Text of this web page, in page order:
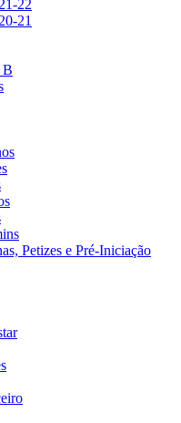
22
21
B
Petizes e Pré-Iniciação